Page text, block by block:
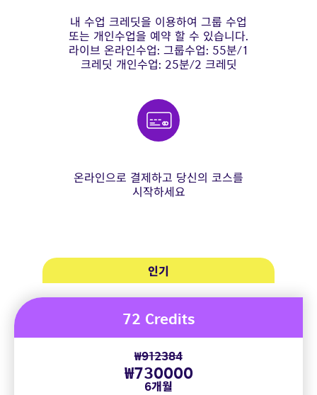
내 수업 크레딧을 이용하여 그룹 수업
또는 개인수업을 예약 할 수 있습니다.
라이브 온라인수업: 그룹수업: 55분/1
크레딧 개인수업: 25분/2 크레딧
온라인으로 결제하고 당신의 코스를
시작하세요
72 Credits
인기
₩912384
₩730000
6개월